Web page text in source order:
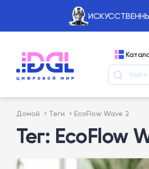
Домой Теги EcoFlow Wave 2
Тег: EcoFlow